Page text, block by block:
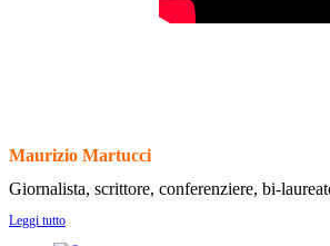
Maurizio Martucci
Giornalista, scrittore, conferenziere, bi-
Leggi tutto